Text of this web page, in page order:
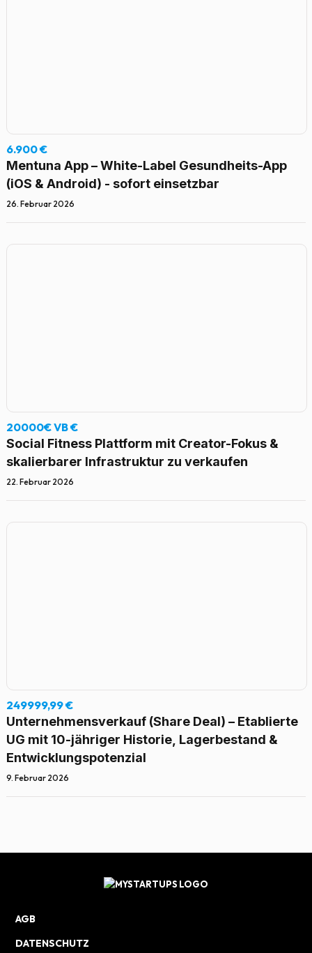
6.900 €
Mentuna App – White-Label Gesundheits-App
(iOS & Android) - sofort einsetzbar
26. Februar 2026
20000€ VB €
Social Fitness Plattform mit Creator-Fokus &
skalierbarer Infrastruktur zu verkaufen
22. Februar 2026
249999,99 €
Unternehmensverkauf (Share Deal) – Etablierte
UG mit 10-jähriger Historie, Lagerbestand &
Entwicklungspotenzial
9. Februar 2026
AGB
DATENSCHUTZ